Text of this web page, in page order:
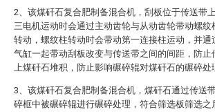
2、该煤矸石复合肥制备混合机，刮板位于传送带
三电机运动时会通过主动齿轮与从动齿轮带动螺纹
转动，螺纹柱转动时会带动第一连接柱运动，并通
气缸一起带动刮板改变与传送带之间的间距，防止
上煤矸石堆积，防止影响碾碎辊对煤矸石的碾碎处
3、该煤矸石复合肥制备混合机，煤矸石通过传送
碎框中被碾碎辊进行碾碎处理，符合筛选板筛选之